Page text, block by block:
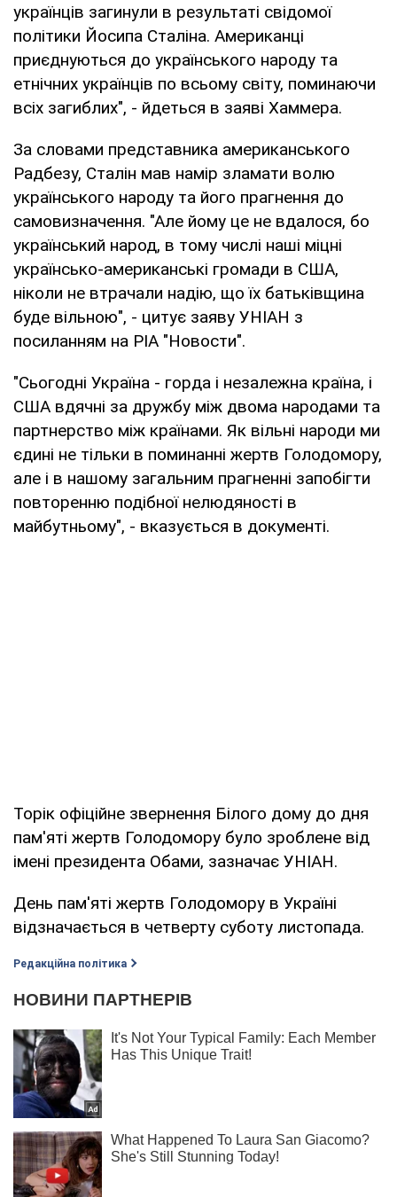
українців загинули в результаті свідомої
політики Йосипа Сталіна. Американці
приєднуються до українського народу та
етнічних українців по всьому світу, поминаючи
всіх загиблих", - йдеться в заяві Хаммера.
За словами представника американського
Радбезу, Сталін мав намір зламати волю
українського народу та його прагнення до
самовизначення. "Але йому це не вдалося, бо
український народ, в тому числі наші міцні
українсько-американські громади в США,
ніколи не втрачали надію, що їх батьківщина
буде вільною", - цитує заяву УНІАН з
посиланням на РІА "Новости".
"Сьогодні Україна - горда і незалежна країна, і
США вдячні за дружбу між двома народами та
партнерство між країнами. Як вільні народи ми
єдині не тільки в поминанні жертв Голодомору,
але і в нашому загальним прагненні запобігти
повторенню подібної нелюдяності в
майбутньому", - вказується в документі.
Торік офіційне звернення Білого дому до дня
пам'яті жертв Голодомору було зроблене від
імені президента Обами, зазначає УНІАН.
День пам'яті жертв Голодомору в Україні
відзначається в четверту суботу листопада.
Редакційна політика